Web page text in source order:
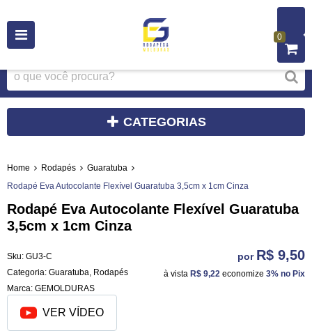
0
CATEGORIAS
Home Rodapés
Guaratuba
Rodapé Eva Autocolante Flexível Guaratuba 3,5cm x 1cm Cinza
Rodapé Eva Autocolante Flexível Guaratuba
3,5cm x 1cm Cinza
Sku: GU3-C
Categoria: Guaratuba Rodapés
Marca: GEMOLDURAS
por R$ 9,50
à vista R$ 9,22 economize 3% no Pix
VER VÍDEO